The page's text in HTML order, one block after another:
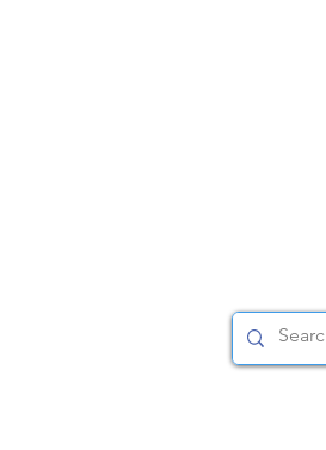
Moda,
Moda, styl,